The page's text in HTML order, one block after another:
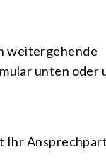
weitergehende
unten oder
Ihr